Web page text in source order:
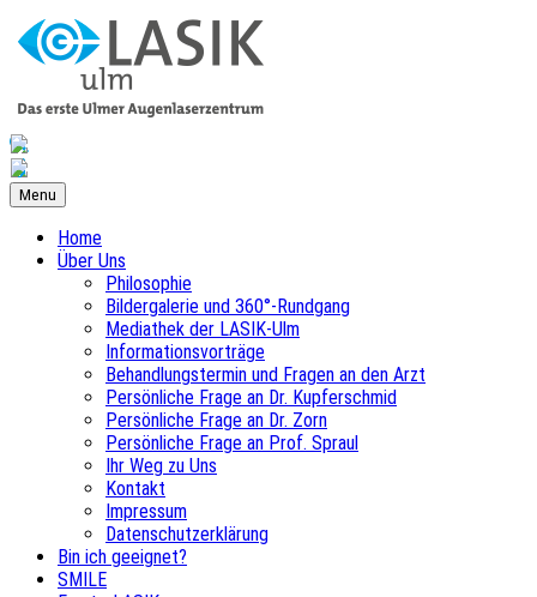
Menu
Home
Über Uns
Philosophie
Bildergalerie und 360°-Rundgang
Mediathek der LASIK-Ulm
Informationsvorträge
Behandlungstermin und Fragen an den Arzt
Persönliche Frage an Dr. Kupferschmid
Persönliche Frage an Dr. Zorn
Persönliche Frage an Prof. Spraul
Ihr Weg zu Uns
Kontakt
Impressum
Datenschutzerklärung
Bin ich geeignet?
SMILE